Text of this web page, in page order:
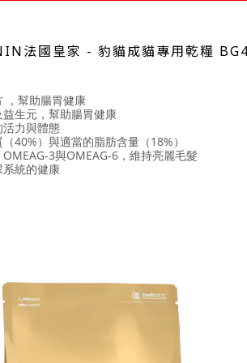
法國皇家 - 豹貓成貓專用乾糧
幫助腸胃健康
生元，幫助腸胃健康
力與體態
40%）與適當的脂肪含量（18%）
3與OMEAG-6，維持亮麗毛髮
統的健康